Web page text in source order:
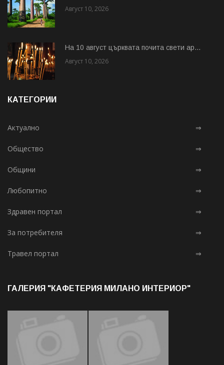
Август 10, 2026
На 10 август църквата почита свети ар...
Август 10, 2026
КАТЕГОРИИ
Актуално ⇒
Общество ⇒
Общини ⇒
Любопитно ⇒
Здравен портал ⇒
За потребителя ⇒
Травел портал ⇒
ГАЛЕРИЯ "КАФЕТЕРИЯ МИЛАНО ИНТЕРИОР"